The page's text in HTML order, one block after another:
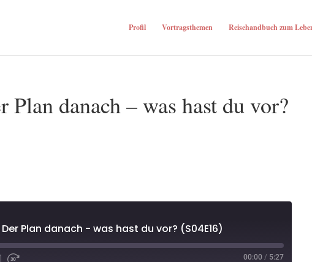
Profil Vortragsthemen Reisehandbuch zum
Plan danach – was hast du vor?
Plan danach - was hast du vor? (S04E16)
00:00 / 5:27